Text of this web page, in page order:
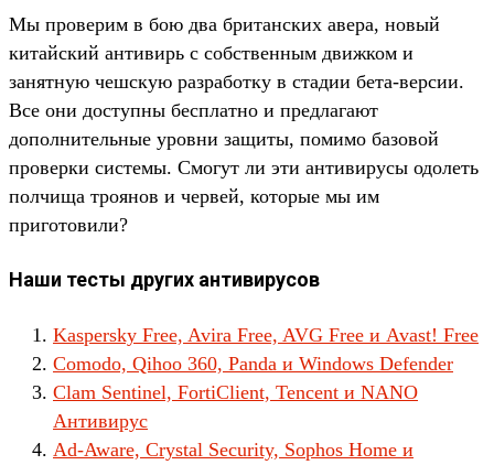
Мы проверим в бою два британских авера, новый
китайский антивирь с собственным движком и
занятную чешскую разработку в стадии бета-версии.
Все они доступны бесплатно и предлагают
дополнительные уровни защиты, помимо базовой
проверки системы. Смогут ли эти антивирусы одолеть
полчища троянов и червей, которые мы им
приготовили?
Наши тесты других антивирусов
Kaspersky Free, Avira Free, AVG Free и Avast! Free
Comodo, Qihoo 360, Panda и Windows Defender
Clam Sentinel, FortiClient, Tencent и NANO
Антивирус
Ad-Aware, Crystal Security, Sophos Home и